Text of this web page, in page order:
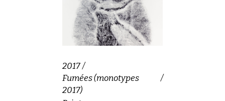
2017
Fumées (monotypes
2017)